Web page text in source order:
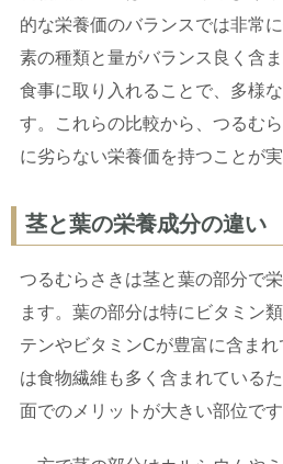
的な栄養価のバランスでは非常
素の種類と量がバランス良く含
食事に取り入れることで、多様
す。これらの比較から、つるむ
に劣らない栄養価を持つことが
茎と葉の栄養成分の違い
つるむらさきは茎と葉の部分で
ます。葉の部分は特にビタミン
テンやビタミンCが豊富に含ま
は食物繊維も多く含まれている
面でのメリットが大きい部位です